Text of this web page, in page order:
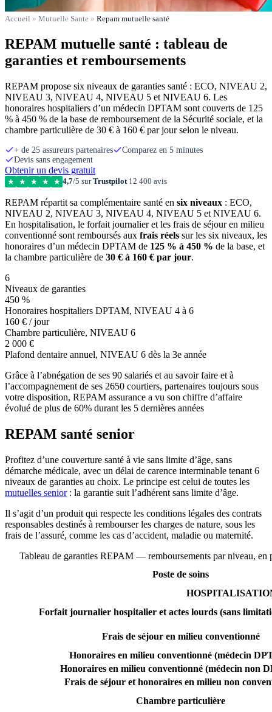
Accueil » Mutuelle Sante » Repam mutuelle santé
REPAM mutuelle santé : tableau de
garanties et remboursements
REPAM propose six niveaux de garanties santé : ECO, NIVEAU 2,
NIVEAU 3, NIVEAU 4, NIVEAU 5 et NIVEAU 6. Les
honoraires hospitaliers d’un médecin DPTAM sont couverts de 125
% à 450 % de la base de remboursement de la Sécurité sociale, et la
chambre particulière de 30 € à 160 € par jour selon le niveau.
+ de 25 assureurs partenaires
Comparez en 5 minutes
Devis sans engagement
Obtenir un devis gratuit
★ ★ ★ ★ ★ 4,7/5 surTrustpilot12 400 avis
REPAM répartit sa complémentaire santé en six niveaux : ECO,
NIVEAU 2, NIVEAU 3, NIVEAU 4, NIVEAU 5 et NIVEAU 6.
En hospitalisation, le forfait journalier et les frais de séjour en milieu
conventionné sont remboursés aux frais réels sur les six niveaux, les
honoraires d’un médecin DPTAM de 125 % à 450 % de la base, et
la chambre particulière de 30 € à 160 € par jour.
6
Niveaux de garanties
450 %
Honoraires hospitaliers DPTAM, NIVEAU 4 à 6
160 € / jour
Chambre particulière, NIVEAU 6
2 000 €
Plafond dentaire annuel, NIVEAU 6 dès la 3e année
Grâce à l’abnégation de ses 90 salariés et au savoir faire et à
l’accompagnement de ses 2650 courtiers, partenaires toujours sous
votre disposition, REPAM assurance a vu son chiffre d’affaire
évolué de plus de 60% durant les 5 dernières années
REPAM santé senior
Profitez d’une couverture santé à vie sans limite d’âge, sans
démarche médicale, avec un délai de carence interminable tenant 6
niveaux de garanties au choix. Le principe est celui de toutes les
mutuelles senior: la garantie suit l’adhérent sans limite d’âge.
Il s’agit d’un produit qui respecte les conditions légales des contrats
responsables destinés à rembourser les charges de nature, sous les
frais de l’assuré, comme les cas d’accident, maladie ou maternité.
Tableau de garanties REPAM — remboursements par niveau, en
Poste de soins
Forfait journalier hospitalier et actes lourds (sans
Frais de séjour en milieu conventionné
Honoraires en milieu conventionné (médecin
Honoraires en milieu conventionné (médecin non
Frais de séjour et honoraires en milieu non
Chambre particulière